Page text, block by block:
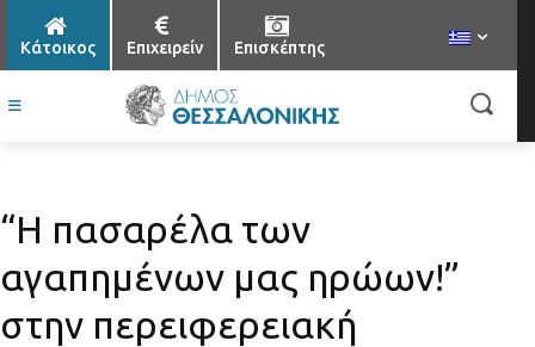
Κάτοικος Επιχειρείν Επισκέπτης
“Η πασαρέλα των
αγαπημένων μας ηρώων!”
στην περειφερειακή